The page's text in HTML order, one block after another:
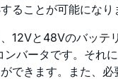
ることが可能になり
12Vと48Vのバッテ
バータです。それ
できます。また、